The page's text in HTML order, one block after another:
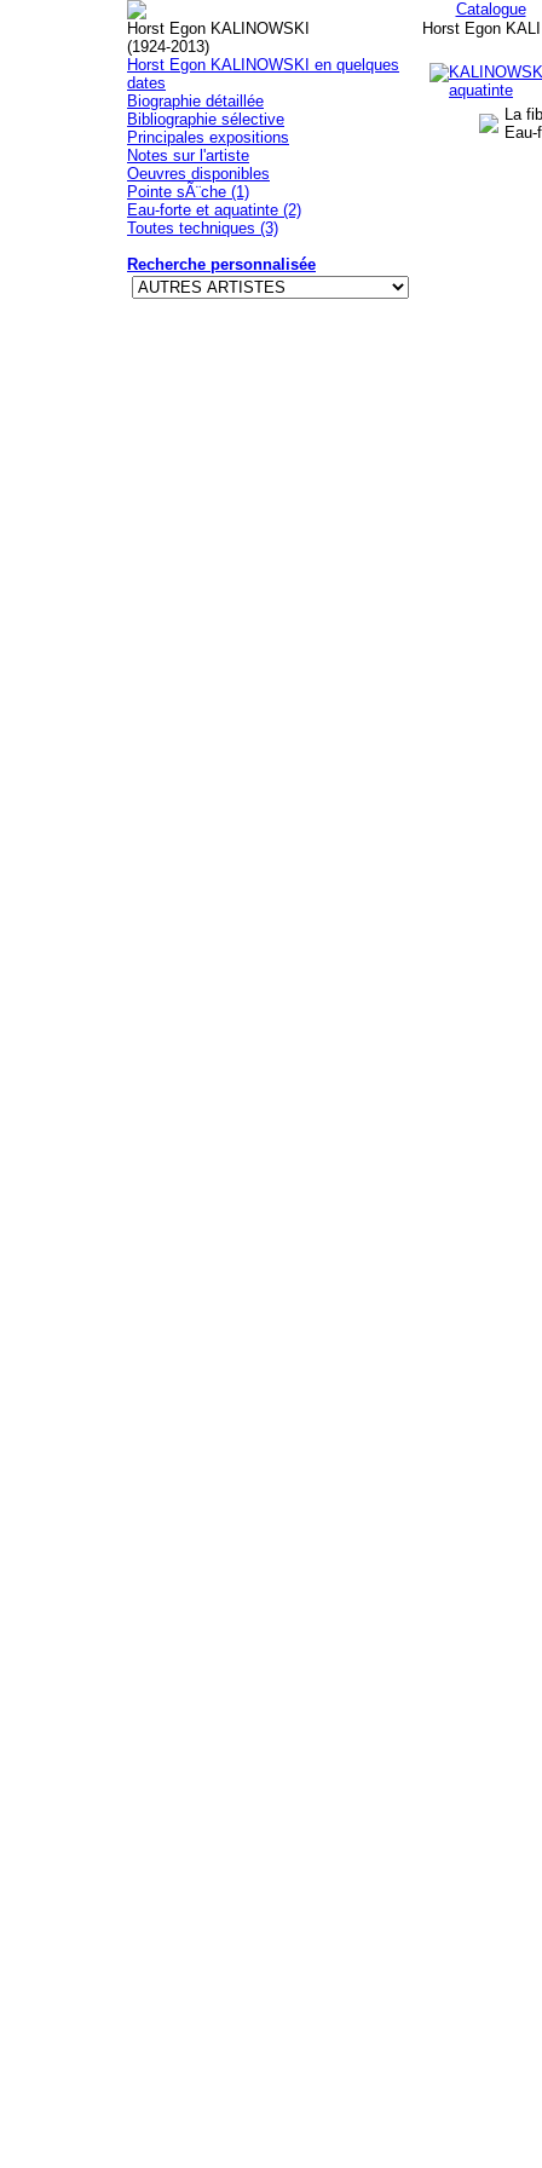
Catalogue
Horst Egon KALINOWSKI
(1924-2013)
Horst Egon KALINOWSKI en quelques
dates
Biographie détaillée
Bibliographie sélective
Principales expositions
Notes sur l'artiste
Oeuvres disponibles
Pointe sÃ¨che (1)
Eau-forte et aquatinte (2)
Toutes techniques (3)
Recherche personnalisée
Horst Egon
La